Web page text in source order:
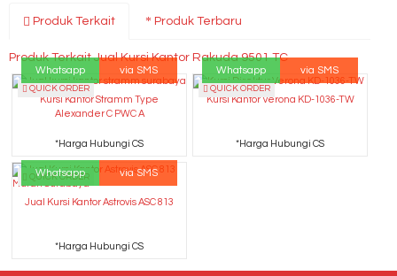
Produk Terkait Produk Terbaru
Produk Terkait Jual Kursi Kantor Rakuda 9501 TC
QUICK ORDER
Whatsapp via SMS
Kursi Kantor Stramm Type
Alexander C PWC A
*Harga Hubungi CS
QUICK ORDER
Whatsapp via SMS
Kursi Kantor Verona KD-1036-TW
*Harga Hubungi CS
QUICK ORDER
Whatsapp via SMS
Jual Kursi Kantor Astrovis ASC 813
*Harga Hubungi CS